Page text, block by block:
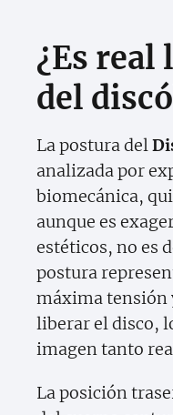
¿Es real
del
La postura del
analizada por
biomecánica,
aunque es
estéticos, no es
postura
máxima tensión
liberar el disco,
imagen tanto
La posición